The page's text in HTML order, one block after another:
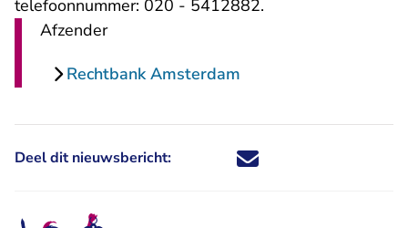
telefoonnummer: 020 - 5412882.
Afzender
Rechtbank Amsterdam
Deel dit nieuwsbericht: Deel dit nieuwsbericht via X -
Deel dit nieuwsbericht via
Deel dit nieuwsbericht
Deel dit